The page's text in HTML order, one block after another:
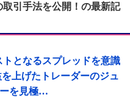
引手法を公開！の最新記
となるスプレッドを意識
上げたトレーダーのジュ
を見極…